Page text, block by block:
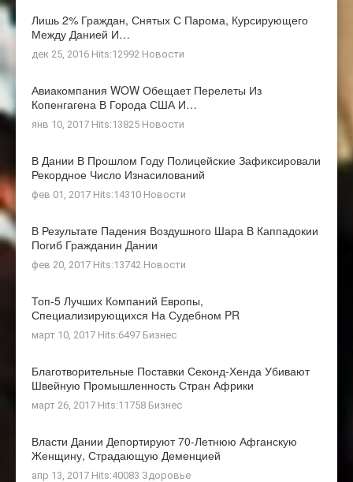
Лишь 2% Граждан, Снятых С Парома, Курсирующего
Между Данией И…
дек 25, 2016 Hits:12992 Новости
Авиакомпания WOW Обещает Перелеты Из
Копенгагена В Города США И…
янв 10, 2017 Hits:13825 Новости
В Дании В Прошлом Году Полицейские Зафиксировали
Рекордное Число Изнасилований
фев 01, 2017 Hits:14310 Новости
В Результате Падения Воздушного Шара В Каппадокии
Погиб Гражданин Дании
фев 20, 2017 Hits:13742 Новости
Топ-5 Лучших Компаний Европы,
Специализирующихся На Судебном PR
март 10, 2017 Hits:6497 Бизнес
Благотворительные Поставки Секонд-Хенда Убивают
Швейную Промышленность Стран Африки
март 26, 2017 Hits:11758 Бизнес
Власти Дании Депортируют 70-Летнюю Афганскую
Женщину, Страдающую Деменцией
апр 13, 2017 Hits:40083 Здоровье